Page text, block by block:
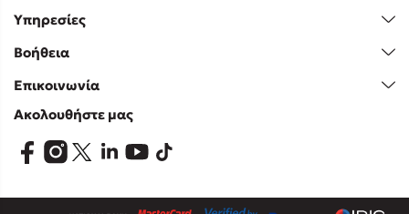
Υπηρεσίες
Βοήθεια
Επικοινωνία
Ακολουθήστε μας